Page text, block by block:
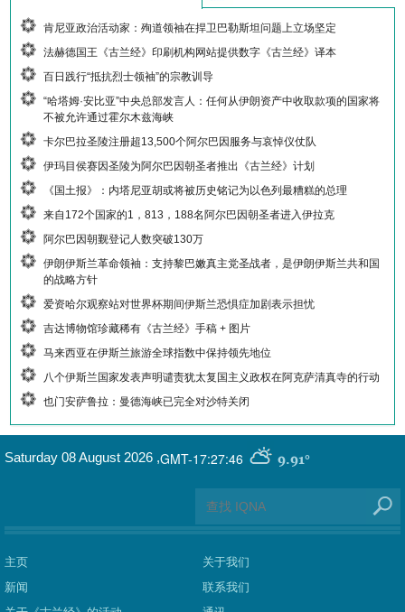
肯尼亚政治活动家：殉道领袖在捍卫巴勒斯坦问题上立场坚定
法赫德国王《古兰经》印刷机构网站提供数字《古兰经》译本
百日践行“抵抗烈士领袖”的宗教训导
“哈塔姆·安比亚”中央总部发言人：任何从伊朗资产中收取款项的国家将
不被允许通过霍尔木兹海峡
卡尔巴拉圣陵注册超13,500个阿尔巴因服务与哀悼仪仗队
伊玛目侯赛因圣陵为阿尔巴因朝圣者推出《古兰经》计划
《国土报》：内塔尼亚胡或将被历史铭记为以色列最糟糕的总理
来自172个国家的1，813，188名阿尔巴因朝圣者进入伊拉克
阿尔巴因朝觐登记人数突破130万
伊朗伊斯兰革命领袖：支持黎巴嫩真主党圣战者，是伊朗伊斯兰共和国
的战略方针
爱资哈尔观察站对世界杯期间伊斯兰恐惧症加剧表示担忧
吉达博物馆珍藏稀有《古兰经》手稿 + 图片
马来西亚在伊斯兰旅游全球指数中保持领先地位
八个伊斯兰国家发表声明谴责犹太复国主义政权在阿克萨清真寺的行动
也门安萨鲁拉：曼德海峡已完全对沙特关闭
GMT-17:27:46 9.91°
Saturday 08 August 2026 ,
主页
新闻
关于我们
联系我们